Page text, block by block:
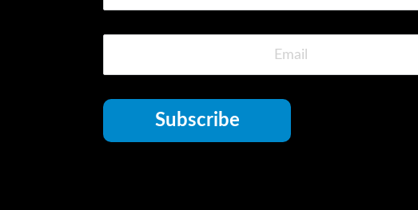
Subscribe